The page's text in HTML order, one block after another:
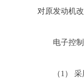
对原发动机
电子控
（1）